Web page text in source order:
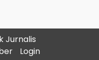
Aceh Dibekuk
Sita 9,05
Jurnalis
Login